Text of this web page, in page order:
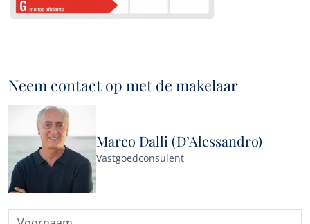
Neem contact op met de makelaar
Marco Dalli (D’Alessandro)
Vastgoedconsulent